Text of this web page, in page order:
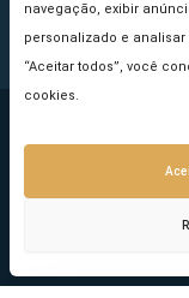
navegação, exibir
personalizado e
“Aceitar todos”, você
cookies.
Princípios
Copyright ©